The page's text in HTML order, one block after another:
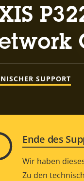
SUPPORT
Ende des
Wir haben
Zu den